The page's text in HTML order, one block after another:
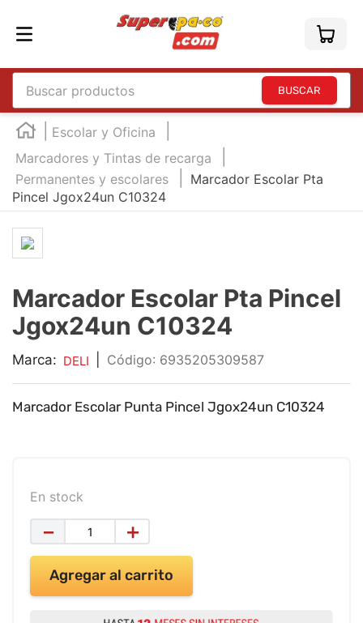
Buscar productos
Escolar y Oficina
Marcadores y Tintas de recarga
Permanentes y escolares
Marcador Escolar Pta
Pincel Jgox24un C10324
Marcador Escolar Pta Pincel
Jgox24un C10324
Marca: DELI : 6935205309587
Marcador Escolar Punta Pincel Jgox24un C10324
En stock
＋
－
Agregar al carrito
TÉRMINOS MÁS BUSCADOS
england
2.
marcador e300
3.
edding e360
4
5.
6 .
marcadores
7.
audifonos
10. calculadora